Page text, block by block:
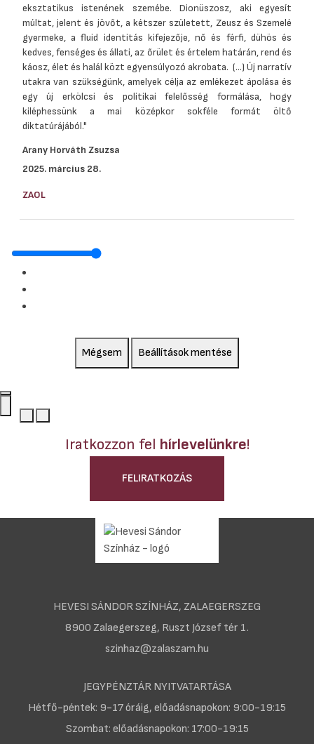
eksztatikus istenének szemébe. Dionüszosz, aki egyesít
múltat, jelent és jövőt, a kétszer született, Zeusz és Szemelé
gyermeke, a fluid identitás kifejezője, nő és férfi, dühös és
kedves, fenséges és állati, az őrület és értelem határán, rend és
káosz, élet és halál közt egyensúlyozó akrobata. (...) Új narratív
utakra van szükségünk, amelyek célja az emlékezet ápolása és
egy új erkölcsi és politikai felelősség formálása, hogy
kiléphessünk a mai középkor sokféle formát öltő
diktatúrájából."
Arany Horváth Zsuzsa
2025. március 28.
ZAOL
Mégsem Beállítások mentése
Iratkozzon fel hírlevelünkre!
FELIRATKOZÁS
JEGYPÉNZTÁR NYITVATARTÁSA
Hétfő-péntek: 9-17 óráig, előadásnapokon: 9:00-19:15
Szombat: előadásnapokon: 17:00-19:15
HEVESI SÁNDOR SZÍNHÁZ, ZALAEGERSZEG
8900 Zalaegerszeg, Ruszt József tér 1.
szinhaz@zalaszam.hu